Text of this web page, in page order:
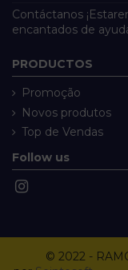
Contáctanos
encantados de
PRODUCTOS
Promoção
Novos produtos
Top de Vendas
Follow us
© 2022 -